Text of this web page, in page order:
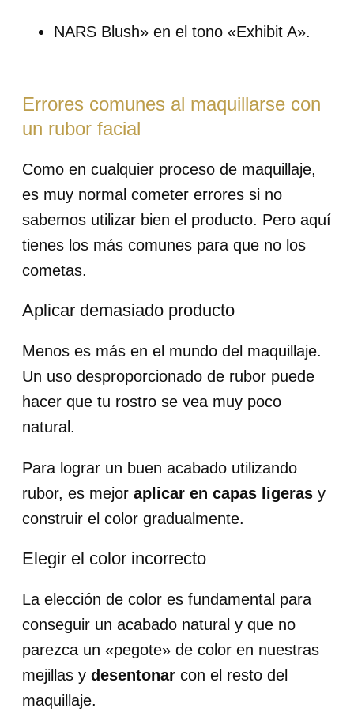
NARS Blush» en el tono «Exhibit A».
Errores comunes al maquillarse con
un rubor facial
Como en cualquier proceso de maquillaje,
es muy normal cometer errores si no
sabemos utilizar bien el producto. Pero aquí
tienes los más comunes para que no los
cometas.
Aplicar demasiado producto
Menos es más en el mundo del maquillaje.
Un uso desproporcionado de rubor puede
hacer que tu rostro se vea muy poco
natural.
Para lograr un buen acabado utilizando
rubor, es mejor aplicar en capas ligeras y
construir el color gradualmente.
Elegir el color incorrecto
La elección de color es fundamental para
conseguir un acabado natural y que no
parezca un «pegote» de color en nuestras
mejillas y desentonar con el resto del
maquillaje.